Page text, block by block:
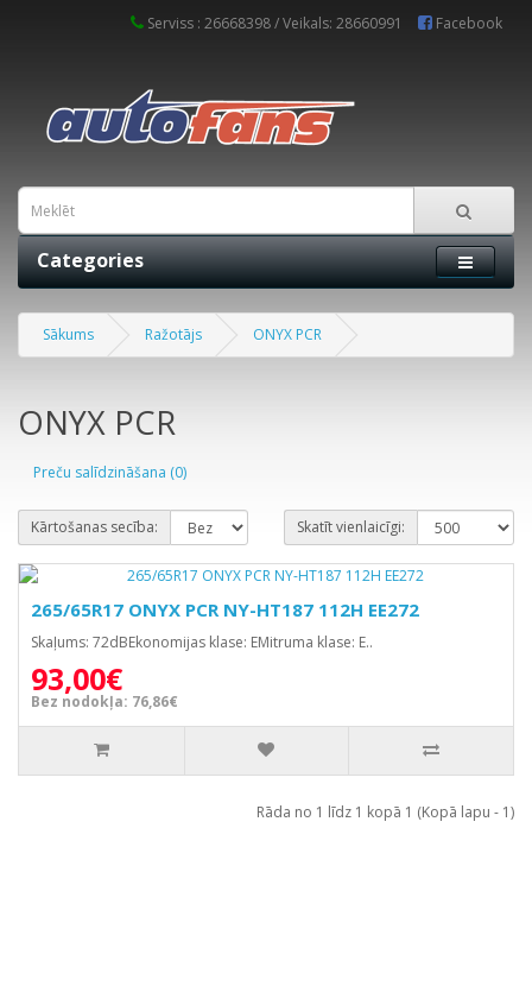
Serviss : 26668398 / Veikals: 28660991 Facebook
Categories
Sākums Ražotājs ONYX PCR
ONYX PCR
Preču salīdzināšana (0)
Kārtošanas secība: Skatīt vienlaicīgi:
265/65R17 ONYX PCR NY-HT187 112H EE272
Skaļums: 72dBEkonomijas klase: EMitruma klase: E..
93,00€
Bez nodokļa: 76,86€
Rāda no 1 līdz 1 kopā 1 (Kopā lapu - 1)